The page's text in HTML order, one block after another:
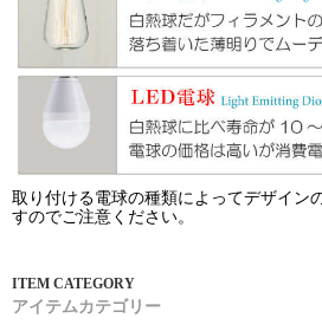
取り付ける電球の種類によってデザイン
すのでご注意ください。
アイテムカテゴリー